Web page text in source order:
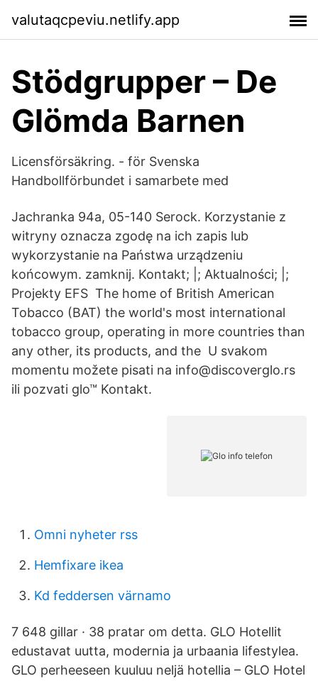
valutaqcpeviu.netlify.app
Stödgrupper – De
Glömda Barnen
Licensförsäkring. - för Svenska
Handbollförbundet i samarbete med
Jachranka 94a, 05-140 Serock. Korzystanie z
witryny oznacza zgodę na ich zapis lub
wykorzystanie na Państwa urządzeniu
końcowym. zamknij. Kontakt; |; Aktualności; |;
Projekty EFS The home of British American
Tobacco (BAT) the world's most international
tobacco group, operating in more countries than
any other, its products, and the U svakom
momentu možete pisati na info@discoverglo.rs
ili pozvati glo™ Kontakt.
Omni nyheter rss
Hemfixare ikea
Kd feddersen värnamo
7 648 gillar · 38 pratar om detta. GLO Hotellit
edustavat uutta, modernia ja urbaania lifestylea.
GLO perheeseen kuuluu neljä hotellia – GLO Hotel